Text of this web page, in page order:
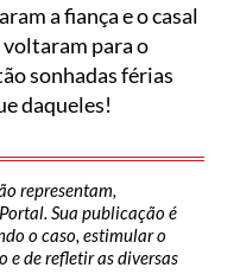
a fiança e o casal
para o
sonhadas férias
daqueles!
representam,
Sua publicação é
o caso, estimular o
e de refletir as diversas